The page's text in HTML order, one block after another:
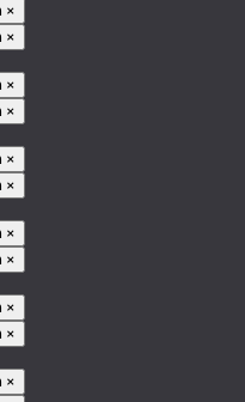
×
×
×
×
×
×
×
×
×
×
×